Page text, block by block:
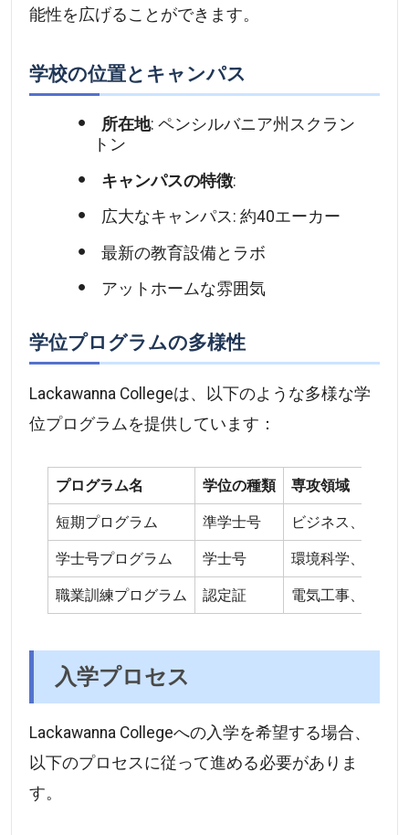
能性を広げることができます。
学校の位置とキャンパス
所在地: ペンシルバニア州スクラン
トン
キャンパスの特徴:
広大なキャンパス: 約40エーカー
最新の教育設備とラボ
アットホームな雰囲気
学位プログラムの多様性
Lackawanna Collegeは、以下のような多様な学
位プログラムを提供しています：
プログラム名 学位の種類 専攻領域
短期プログラム 準学士号 ビジネス、医療
学士号プログラム 学士号 環境科学、リー
職業訓練プログラム 認定証 電気工事、パイ
入学プロセス
Lackawanna Collegeへの入学を希望する場合、
以下のプロセスに従って進める必要がありま
す。